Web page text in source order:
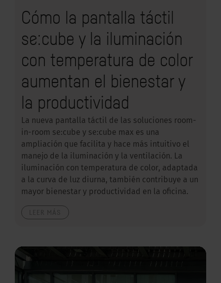
Cómo la pantalla táctil
se:cube y la iluminación
con temperatura de color
aumentan el bienestar y
la productividad
La nueva pantalla táctil de las soluciones room-
in-room se:cube y se:cube max es una
ampliación que facilita y hace más intuitivo el
manejo de la iluminación y la ventilación. La
iluminación con temperatura de color, adaptada
a la curva de luz diurna, también contribuye a un
mayor bienestar y productividad en la oficina.